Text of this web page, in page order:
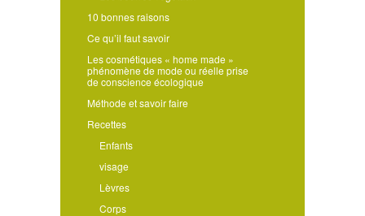
10 bonnes raisons
Ce qu’il faut savoir
Les cosmétiques « home made »
phénomène de mode ou réelle prise
de conscience écologique
Méthode et savoir faire
Recettes
Enfants
visage
Lèvres
Corps